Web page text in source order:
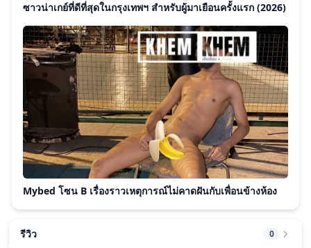
ซาวน่าเกย์ที่ดีที่สุดในกรุงเทพฯ สำหรับผู้มาเยือนครั้งแรก (2026)
Mybed โซน B เรื่องราวเหตุการณ์ไม่คาดฝันกับเพื่อนข้างห้อง
รีวิว 0